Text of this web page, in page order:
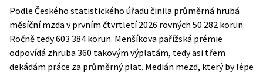
Podle Českého statistického úřadu činila průměrná hrubá
měsíční mzda v prvním čtvrtletí 2026 rovných 50 282 korun.
Ročně tedy 603 384 korun. Menšíkova pařížská prémie
odpovídá zhruba 360 takovým výplatám, tedy asi třem
dekádám práce za průměrný plat. Medián mezd, který by lépe